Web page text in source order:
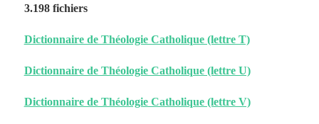
3.198 fichiers
Dictionnaire de Théologie Catholique (lettre T)
Dictionnaire de Théologie Catholique (lettre U)
Dictionnaire de Théologie Catholique (lettre V)